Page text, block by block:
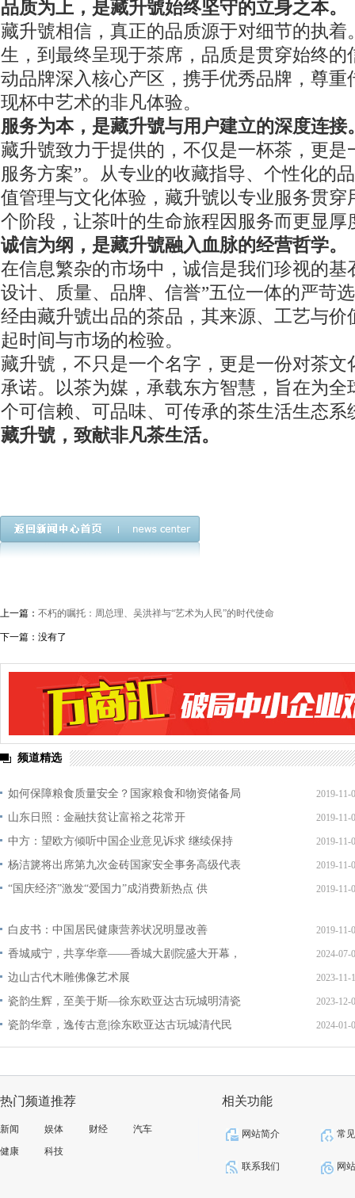
品质为上，是藏升號始终坚守的立身之本。
藏升號相信，真正的品质源于对细节的执着
生，到最终呈现于茶席，品质是贯穿始终的
动品牌深入核心产区，携手优秀品牌，尊重
现杯中艺术的非凡体验。
服务为本，是藏升號与用户建立的深度连接
藏升號致力于提供的，不仅是一杯茶，更是
服务方案”。从专业的收藏指导、个性化的
值管理与文化体验，藏升號以专业服务贯穿
个阶段，让茶叶的生命旅程因服务而更显厚
诚信为纲，是藏升號融入血脉的经营哲学。
在信息繁杂的市场中，诚信是我们珍视的基
设计、质量、品牌、信誉”五位一体的严苛
经由藏升號出品的茶品，其来源、工艺与价
起时间与市场的检验。
藏升號，不只是一个名字，更是一份对茶文
承诺。以茶为媒，承载东方智慧，旨在为全
个可信赖、可品味、可传承的茶生活生态系
藏升號，致献非凡茶生活。
上一篇： 不朽的嘱托：周总理、吴洪祥与“艺术为人民”的时代使命
下一篇：没有了
频道精选
如何保障粮食质量安全？国家粮食和物资储备局 2019-11-
山东日照：金融扶贫让富裕之花常开 2019-11-
中方：望欧方倾听中国企业意见诉求 继续保持 2019-11-
杨洁篪将出席第九次金砖国家安全事务高级代表 2019-11-
“国庆经济”激发“爱国力”成消费新热点 供 2019-11-
白皮书：中国居民健康营养状况明显改善 2019-11-
香城咸宁，共享华章——香城大剧院盛大开幕， 2024-07-
边山古代木雕佛像艺术展 2023-11-
瓷韵生辉，至美于斯—徐东欧亚达古玩城明清瓷 2023-12-
瓷韵华章，逸传古意|徐东欧亚达古玩城清代民 2024-01-
热门频道推荐
新闻 娱体 财经
汽车
健康
科技
相关功能
网站简介 常
联系我们 网